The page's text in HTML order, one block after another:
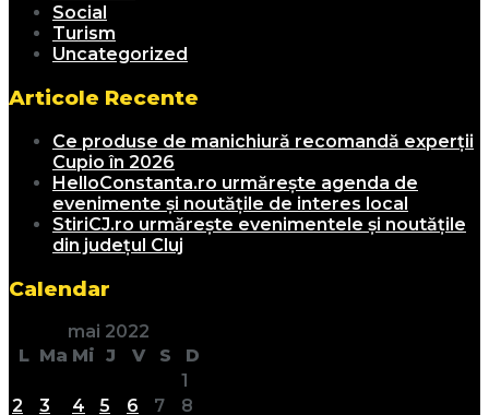
Social
Turism
Uncategorized
Articole Recente
Ce produse de manichiură recomandă experții
Cupio în 2026
HelloConstanta.ro urmărește agenda de
evenimente și noutățile de interes local
StiriCJ.ro urmărește evenimentele și noutățile
din județul Cluj
Calendar
mai 2022
L Ma Mi J V S
D
1
2
3 4 5 6 7
8